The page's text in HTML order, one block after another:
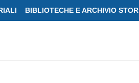
BIBLIOTECHE E ARCHIVIO